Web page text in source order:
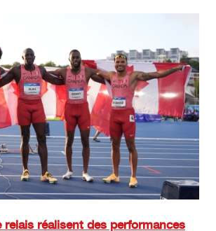
relais réalisent des performances